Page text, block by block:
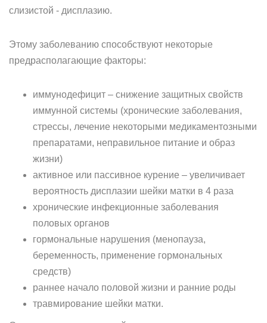
слизистой - дисплазию.
Этому заболеванию способствуют некоторые
предрасполагающие факторы:
иммунодефицит – снижение защитных свойств
иммунной системы (хронические заболевания,
стрессы, лечение некоторыми медикаментозными
препаратами, неправильное питание и образ
жизни)
активное или пассивное курение – увеличивает
вероятность дисплазии шейки матки в 4 раза
хронические инфекционные заболевания
половых органов
гормональные нарушения (менопауза,
беременность, применение гормональных
средств)
раннее начало половой жизни и ранние роды
травмирование шейки матки.